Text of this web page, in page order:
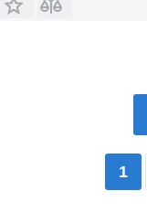
1